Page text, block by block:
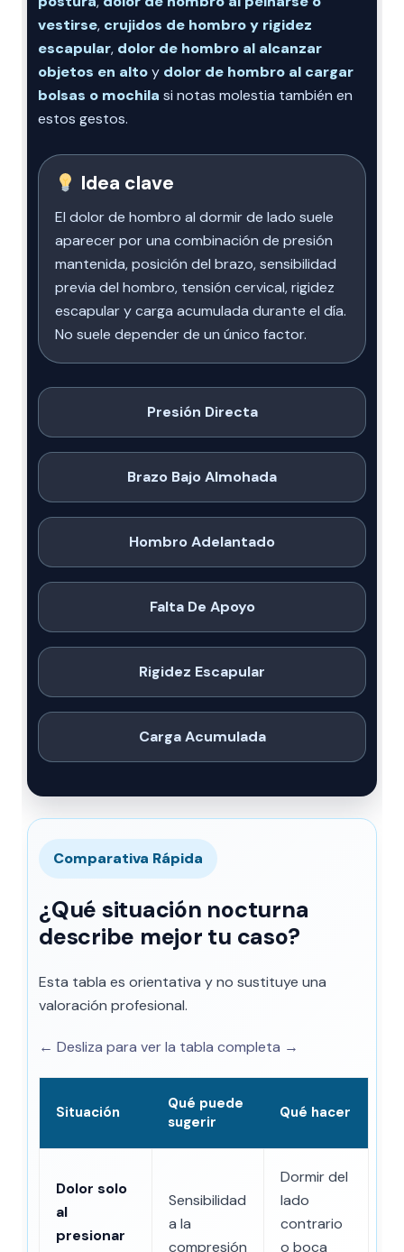
vestirse, crujidos de hombro y rigidez
escapular, dolor de hombro al alcanzar
objetos en altoy dolor de hombro al cargar
bolsas o mochila si notas molestia también en
estos gestos.
Idea clave
El dolor de hombro al dormir de lado suele
aparecer por una combinación de presión
mantenida, posición del brazo, sensibilidad
previa del hombro, tensión cervical, rigidez
escapular y carga acumulada durante el día.
No suele depender de un único factor.
Presión Directa
Brazo Bajo Almohada
Hombro Adelantado
Falta De Apoyo
Rigidez Escapular
Carga Acumulada
Comparativa Rápida
¿Qué situación nocturna
describe mejor tu caso?
Esta tabla es orientativa y no sustituye una
valoración profesional.
← Desliza para ver la tabla completa →
Situación
Qué puede
sugerir
Qué hacer
Dolor solo
al
presionar
Sensibilidad
a la
compresión
Dormir del
lado
contrario
o boca